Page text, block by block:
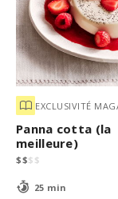
EXCLUSIVITÉ
Panna cotta (la
meilleure)
$$$ $
25 min